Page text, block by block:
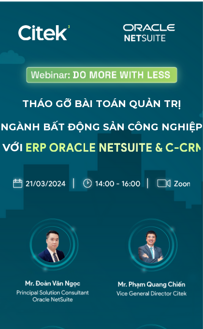
THÁO GỠ BÀI TOÁN QUẢN TRỊ
NGÀNH BẤT ĐỘNG SẢN CÔNG NGHIỆP
VỚI